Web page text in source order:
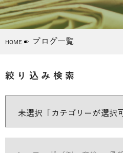
HOME ブログ一覧
絞り込み検索